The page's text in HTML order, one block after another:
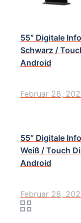
55″ Digitale
Schwarz /
Android
Februar 28,
55″ Digitale
Weiß / Touch
Android
Februar 28,